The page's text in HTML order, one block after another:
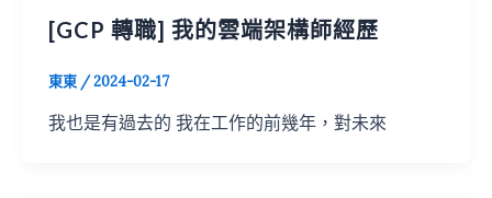
[GCP 轉職] 我的雲端架構師經歷
東東 /2024-02-17
我也是有過去的 我在工作的前幾年，對未來